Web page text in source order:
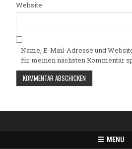
Website
Name, E-Mail-Adresse und
für meinen nächsten Kommentar
MENU